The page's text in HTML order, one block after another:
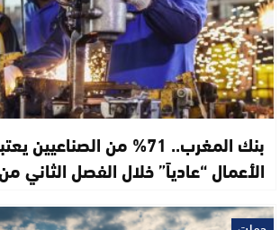
بنك المغرب.. 71% من
الأعمال “عادياً” خلال الفصل الثاني من